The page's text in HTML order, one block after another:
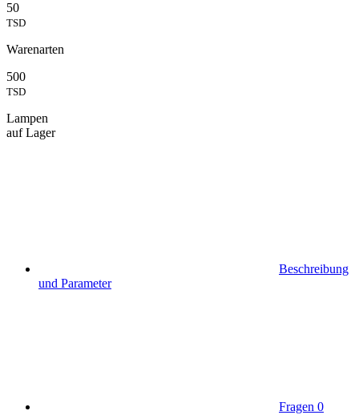
50
TSD
Warenarten
500
TSD
Lampen
auf Lager
Beschreibung
und Parameter
Fragen 0